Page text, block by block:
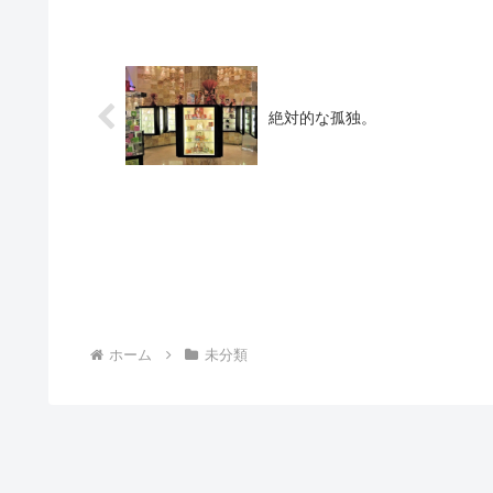
絶対的な孤独。
ホーム 未分類